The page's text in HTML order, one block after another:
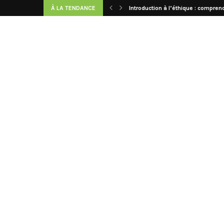
À LA TENDANCE Introduction à l’éthique :